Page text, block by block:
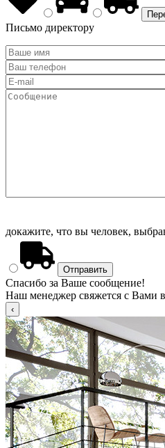
Письмо директору
докажите, что вы человек,
Спасибо за Ваше сообщение!
Наш менеджер свяжется с Вами